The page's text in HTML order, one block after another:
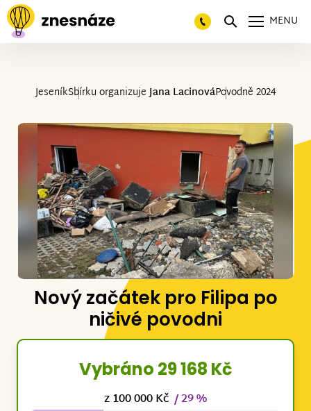
MENU
JeseníkSbírku organizujeJana LacinováPovodně 2024
Nový začátek pro Filipa po
ničivé povodni
Vybráno 29 168 Kč
z 100 000 Kč / 29 %